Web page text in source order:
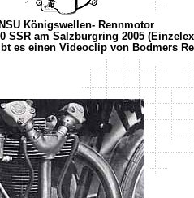
Königswellen- Rennmotor
SSR am Salzburgring 2005
es einen Videoclip von Bodmers